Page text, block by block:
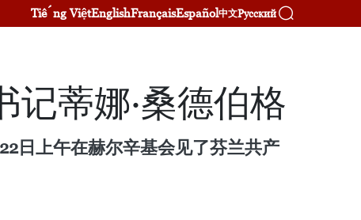
Tiếng ViệtEnglishFrançaisEspañol中文Русский
蒂娜·桑德伯格
日上午在赫尔辛基会见了芬兰共产